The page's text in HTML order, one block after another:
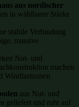
aus nordischer
in wählbarer Stärke
stabile Verbindung
massive
Nut- und
machen
Windlastzonen
aus Nut- und
geliefert und ruht auf